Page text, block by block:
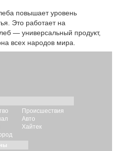
повышает уровень
Это работает на
— универсальный продукт,
всех народов мира.
Происшествия
Авто
Хайтек